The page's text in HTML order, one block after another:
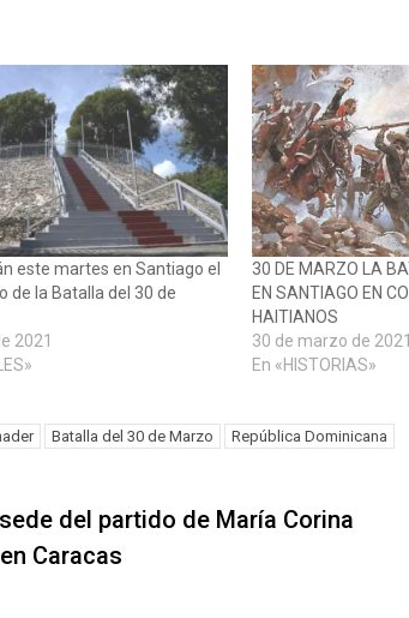
este martes en Santiago el
de la Batalla del 30 de
2021
30 DE MARZO LA
EN SANTIAGO EN
HAITIANOS
30 de marzo de 2021
En «HISTORIAS»
Batalla del 30 de Marzo República Dominicana
del partido de María Corina
Caracas